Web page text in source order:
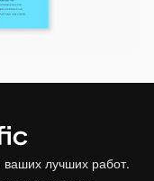
лучших работ.